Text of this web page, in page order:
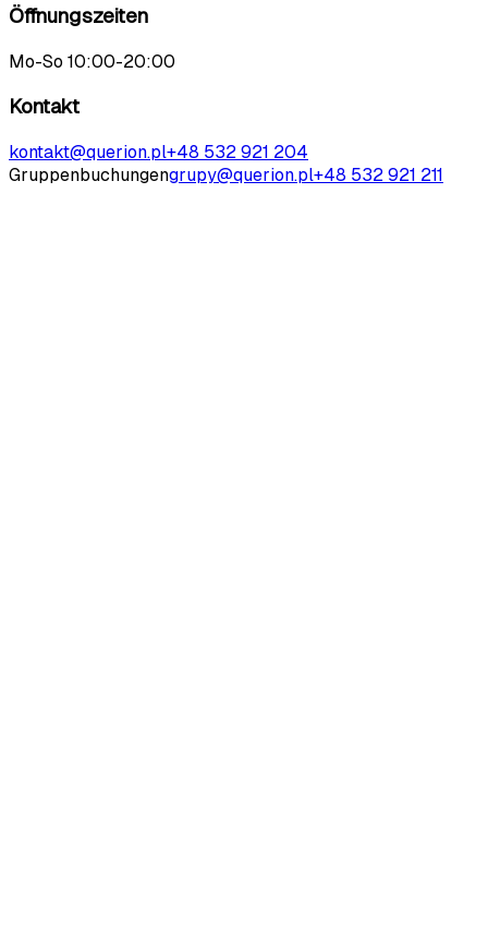
Öffnungszeiten
Mo-So 10:00-20:00
Kontakt
kontakt@querion.pl+48 532 921 204
Gruppenbuchungengrupy@querion.pl+48 532 921 211